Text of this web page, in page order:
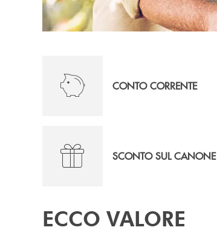
CONTO CORRENTE
SCONTO SUL CANONE
ECCO VALORE